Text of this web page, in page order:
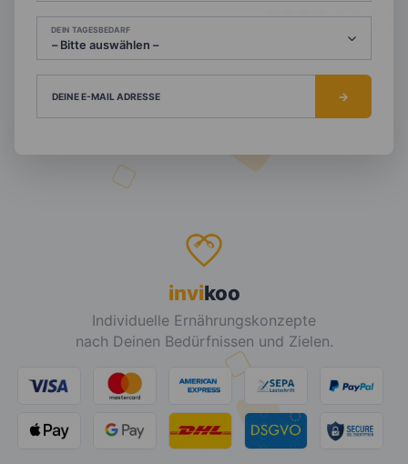
DEIN TAGESBEDARF
DEINE E-MAIL ADRESSE
invikoo
Individuelle Ernährungskonzepte
nach Deinen Bedürfnissen und Zielen.